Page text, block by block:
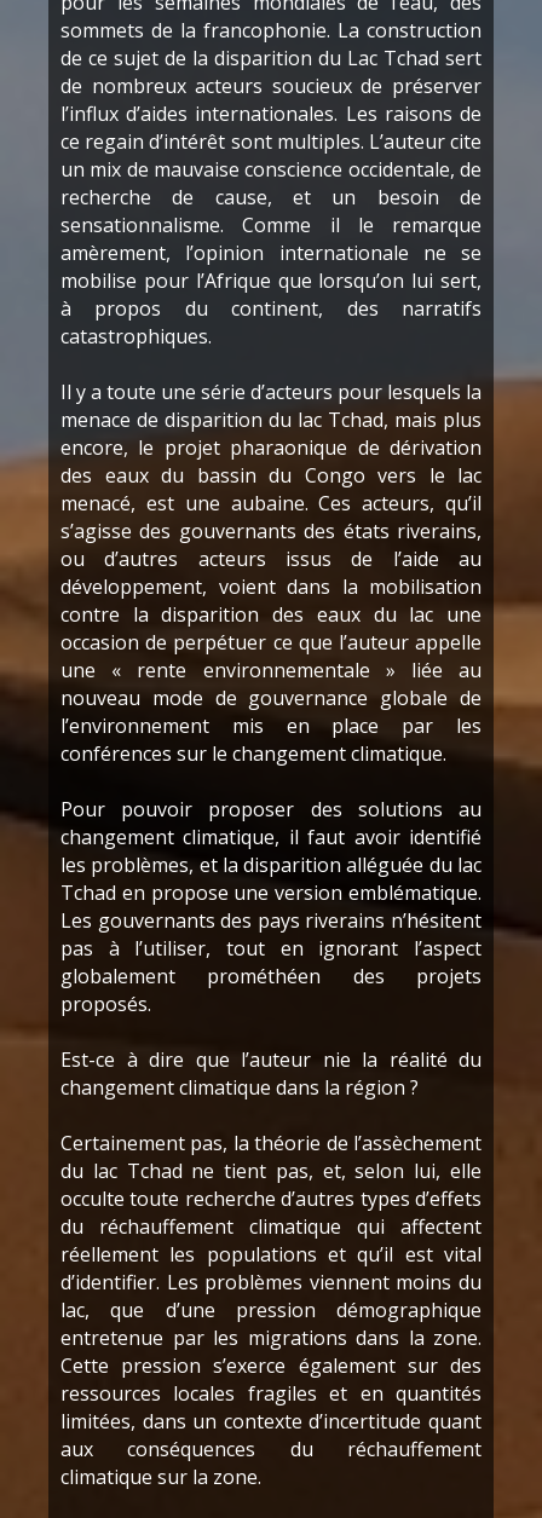
sommets de la francophonie. La construction
de ce sujet de la disparition du Lac Tchad sert
de nombreux acteurs soucieux de préserver
l’influx d’aides internationales. Les raisons de
ce regain d’intérêt sont multiples. L’auteur cite
un mix de mauvaise conscience occidentale, de
recherche de cause, et un besoin de
sensationnalisme. Comme il le remarque
amèrement, l’opinion internationale ne se
mobilise pour l’Afrique que lorsqu’on lui sert,
à propos du continent, des narratifs
catastrophiques.
Il y a toute une série d’acteurs pour lesquels la
menace de disparition du lac Tchad, mais plus
encore, le projet pharaonique de dérivation
des eaux du bassin du Congo vers le lac
menacé, est une aubaine. Ces acteurs, qu’il
s’agisse des gouvernants des états riverains,
ou d’autres acteurs issus de l’aide au
développement, voient dans la mobilisation
contre la disparition des eaux du lac une
occasion de perpétuer ce que l’auteur appelle
une « rente environnementale » liée au
nouveau mode de gouvernance globale de
l’environnement mis en place par les
conférences sur le changement climatique.
Pour pouvoir proposer des solutions au
changement climatique, il faut avoir identifié
les problèmes, et la disparition alléguée du lac
Tchad en propose une version emblématique.
Les gouvernants des pays riverains n’hésitent
pas à l’utiliser, tout en ignorant l’aspect
globalement prométhéen des projets
proposés.
Est-ce à dire que l’auteur nie la réalité du
changement climatique dans la région ?
Certainement pas, la théorie de l’assèchement
du lac Tchad ne tient pas, et, selon lui, elle
occulte toute recherche d’autres types d’effets
du réchauffement climatique qui affectent
réellement les populations et qu’il est vital
d’identifier. Les problèmes viennent moins du
lac, que d’une pression démographique
entretenue par les migrations dans la zone.
Cette pression s’exerce également sur des
ressources locales fragiles et en quantités
limitées, dans un contexte d’incertitude quant
aux conséquences du réchauffement
climatique sur la zone.